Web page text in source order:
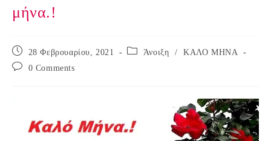
μήνα.!
Post
published:
28 Φεβρουαρίου, 2021
Post Άνοιξη /
ΚΑΛΟ ΜΗΝΑ
Post
0 Comments